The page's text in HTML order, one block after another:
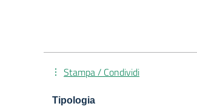
Stampa / Condividi
Tipologia